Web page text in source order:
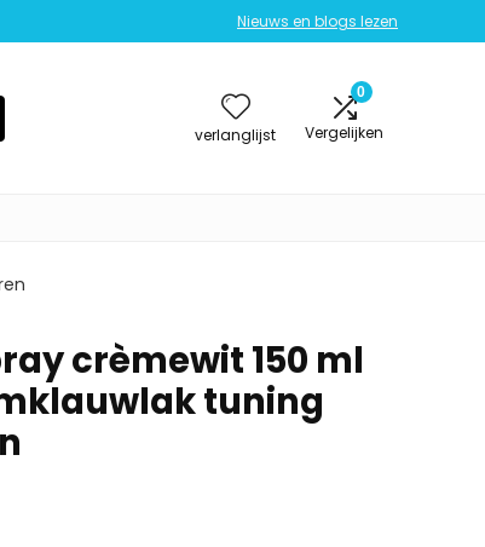
Nieuws en blogs lezen
verlanglijst
0
Vergelijken
crèmewit 150 ml
tuning